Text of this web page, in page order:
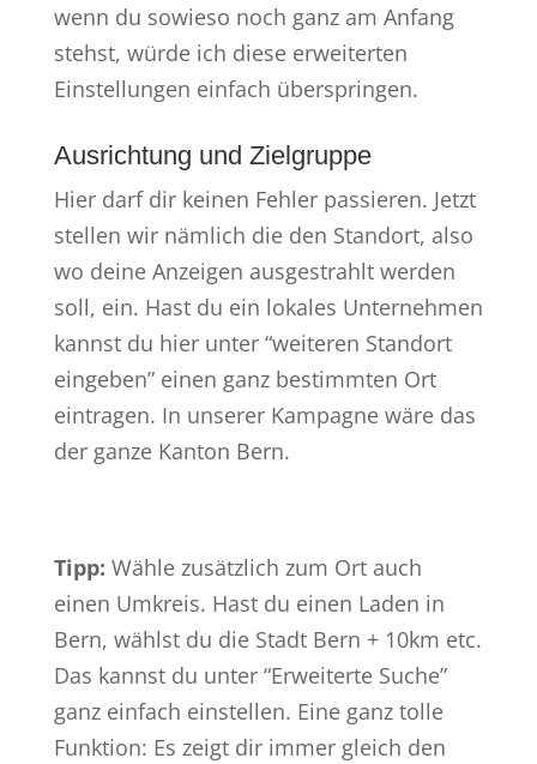
wenn du sowieso noch ganz am Anfang
stehst, würde ich diese erweiterten
Einstellungen einfach überspringen.
Ausrichtung und Zielgruppe
Hier darf dir keinen Fehler passieren. Jetzt
stellen wir nämlich die den Standort, also
wo deine Anzeigen ausgestrahlt werden
soll, ein. Hast du ein lokales Unternehmen
kannst du hier unter “weiteren Standort
eingeben” einen ganz bestimmten Ort
eintragen. In unserer Kampagne wäre das
der ganze Kanton Bern.
Tipp: Wähle zusätzlich zum Ort auch
einen Umkreis. Hast du einen Laden in
Bern, wählst du die Stadt Bern + 10km etc.
Das kannst du unter “Erweiterte Suche”
ganz einfach einstellen. Eine ganz tolle
Funktion: Es zeigt dir immer gleich den